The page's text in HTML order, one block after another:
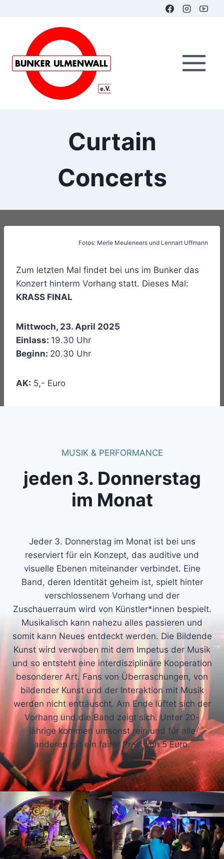
Curtain
Concerts
Fotos: Merle Meuleneers und Lennart Uffmann
Zum letzten Mal findet bei uns im Bunker das
Konzert hinterm Vorhang statt. Dieses Mal:
KRASS FINAL
Mittwoch, 23. April 2025
Einlass: 19.30 Uhr
Beginn: 20.30 Uhr
AK: 5,- Euro
MUSIK & PERFORMANCE
jeden 3. Donnerstag
im Monat
Jeder 3. Donnerstag im Monat ist bei uns
reserviert für ein Konzept, das auditive und
visuelle Ebenen miteinander verbindet. Eine
Band, deren Identität geheim ist, spielt hinter
verschlossenem Vorhang und der
Zuschauerraum wird von Künstler*innen bespielt.
Musikalisch kann nahezu alles passieren und
somit kann Neues entdeckt werden. Die Bildende
Kunst wird verwoben mit dem Impetus der Musik
und so entsteht eine interdisziplinäre Kooperation
besonderer Art. Fans von Überraschungen, von
bildender Kunst und der Interaktion mit Musik
werden nicht enttäuscht. Am Ende lüftet sich der
Vorhang und die Band zeigt sich. Unter 20-
jährige kommen umsonst rein und für alle
anderen gilt ein fairer Preis von 5 Euro.